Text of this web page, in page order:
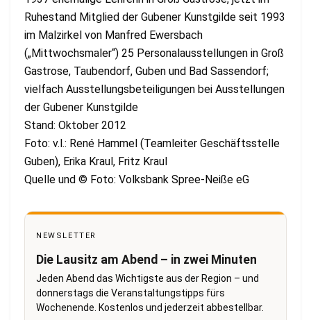
Ruhestand Mitglied der Gubener Kunstgilde seit 1993
im Malzirkel von Manfred Ewersbach
(„Mittwochsmaler“) 25 Personalausstellungen in Groß
Gastrose, Taubendorf, Guben und Bad Sassendorf;
vielfach Ausstellungsbeteiligungen bei Ausstellungen
der Gubener Kunstgilde
Stand: Oktober 2012
Foto: v.l.: René Hammel (Teamleiter Geschäftsstelle
Guben), Erika Kraul, Fritz Kraul
Quelle und © Foto: Volksbank Spree-Neiße eG
NEWSLETTER
Die Lausitz am Abend – in zwei Minuten
Jeden Abend das Wichtigste aus der Region – und
donnerstags die Veranstaltungstipps fürs
Wochenende. Kostenlos und jederzeit abbestellbar.